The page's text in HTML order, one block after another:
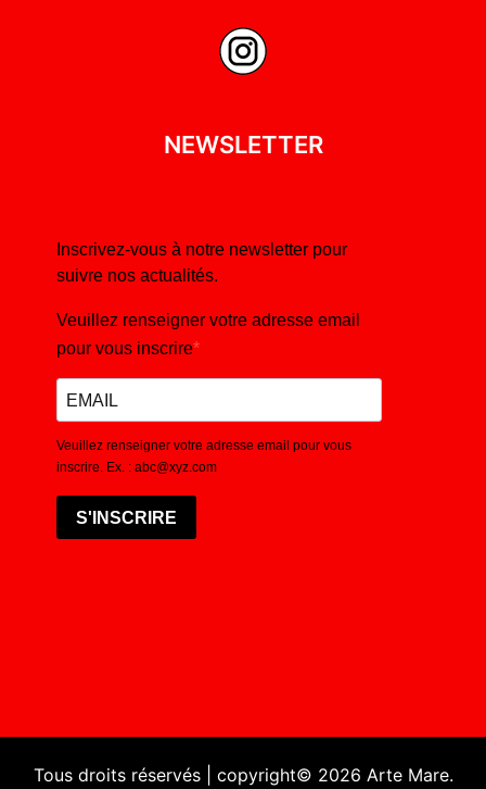
NEWSLETTER
Inscrivez-vous à notre newsletter pour
suivre nos actualités.
Veuillez renseigner votre adresse email
pour vous inscrire
Veuillez renseigner votre adresse email pour vous
inscrire. Ex. : abc@xyz.com
S'INSCRIRE
Tous droits réservés | copyright© 2026 Arte Mare.